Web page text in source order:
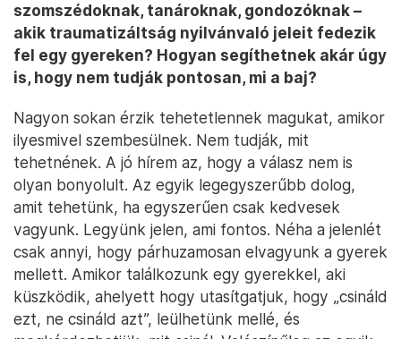
szomszédoknak, tanároknak, gondozóknak –
akik traumatizáltság nyilvánvaló jeleit fedezik
fel egy gyereken? Hogyan segíthetnek akár úgy
is, hogy nem tudják pontosan, mi a baj?
Nagyon sokan érzik tehetetlennek magukat, amikor
ilyesmivel szembesülnek. Nem tudják, mit
tehetnének. A jó hírem az, hogy a válasz nem is
olyan bonyolult. Az egyik legegyszerűbb dolog,
amit tehetünk, ha egyszerűen csak kedvesek
vagyunk. Legyünk jelen, ami fontos. Néha a jelenlét
csak annyi, hogy párhuzamosan elvagyunk a gyerek
mellett. Amikor találkozunk egy gyerekkel, aki
küszködik, ahelyett hogy utasítgatjuk, hogy „csináld
ezt, ne csináld azt”, leülhetünk mellé, és